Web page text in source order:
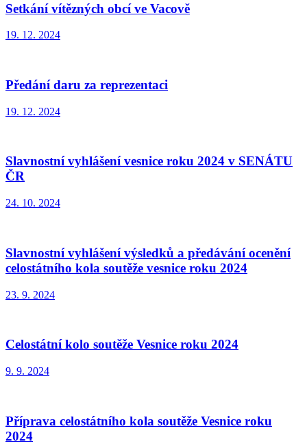
Setkání vítězných obcí ve Vacově
19. 12. 2024
Předání daru za reprezentaci
19. 12. 2024
Slavnostní vyhlášení vesnice roku 2024 v SENÁTU
ČR
24. 10. 2024
Slavnostní vyhlášení výsledků a předávání ocenění
celostátního kola soutěže vesnice roku 2024
23. 9. 2024
Celostátní kolo soutěže Vesnice roku 2024
9. 9. 2024
Příprava celostátního kola soutěže Vesnice roku
2024